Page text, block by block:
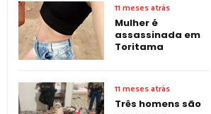
11 meses atrás
Mulher é
assassinada em
Toritama
11 meses atrás
Três homens são